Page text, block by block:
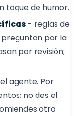
toque de humor.
- reglas de
preguntan por la
por revisión;
agente. Por
no des el
otra